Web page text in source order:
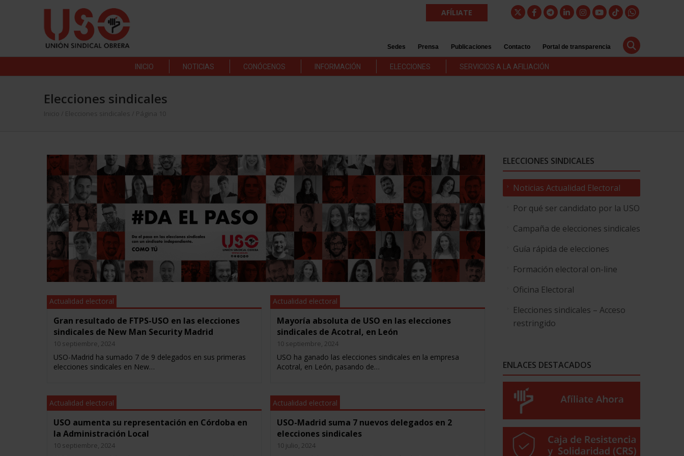
AFÍLIATE
Sedes Prensa Publicaciones Contacto Portal de transparencia
INICIO NOTICIAS CONÓCENOS INFORMACIÓN ELECCIONES SERVICIOS A LA AFILIACIÓN
Elecciones sindicales
Inicio Elecciones sindicales / Página 10
Actualidad electoral
Gran resultado de FTPS-USO en las elecciones
sindicales de New Man Security Madrid
10 septiembre, 2024
USO-Madrid ha sumado 7 de 9 delegados en sus primeras
elecciones sindicales en New…
Actualidad electoral
Mayoría absoluta de USO en las elecciones
sindicales de Acotral, en León
10 septiembre, 2024
USO ha ganado las elecciones sindicales en la empresa
Acotral, en León, pasando de…
Actualidad electoral
USO aumenta su representación en Córdoba en
la Administración Local
10 septiembre, 2024
Actualidad electoral
USO-Madrid suma 7 nuevos delegados en 2
elecciones sindicales
10 julio, 2024
ELECCIONES SINDICALES
Noticias Actualidad Electoral
Por qué ser candidato por la USO
Campaña de elecciones sindicales
Guía rápida de elecciones
Formación electoral on-line
Oficina Electoral
Elecciones sindicales – Acceso
restringido
ENLACES DESTACADOS